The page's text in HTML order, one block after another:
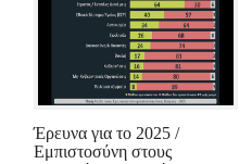
Έρευνα για το 2025 /
Εμπιστοσύνη στους